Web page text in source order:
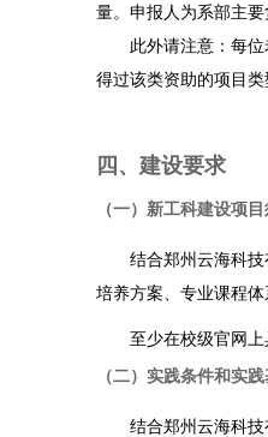
量。申报人为系部主要
此外请注意：每位老
得过该类资助的项目类
四、建设要求
（一）新工科建设项
结合郑州云海科技有
培养方案、专业课程
至少在校级官网上
（二）实践条件和实
结合郑州云海科技有